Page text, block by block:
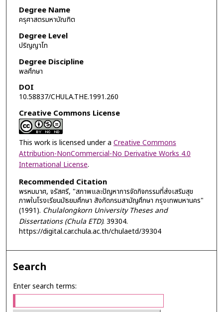
Degree Name
ครุศาสตรมหาบัณฑิต
Degree Level
ปริญญาโท
Degree Discipline
พลศึกษา
DOI
10.58837/CHULA.THE.1991.260
Creative Commons License
This work is licensed under a Creative Commons
Attribution-NonCommercial-No Derivative Works 4.0
International License.
Recommended Citation
พรหมมาศ, จรัสศรี, "สภาพและปัญหาการจัดกิจกรรมที่ส่งเสริมสุข
ภาพในโรงเรียนมัธยมศึกษา สังกัดกรมสามัญศึกษา กรุงเทพมหานคร"
(1991). Chulalongkorn University Theses and
Dissertations (Chula ETD). 39304.
https://digital.car.chula.ac.th/chulaetd/39304
Search
Enter search terms: